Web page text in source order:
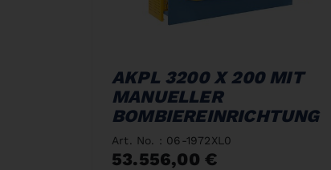
AKPL 3200 X 200 MIT
MANUELLER
BOMBIEREINRICHTUNG
Art. No. : 06-1972XL0
53.556,00 €